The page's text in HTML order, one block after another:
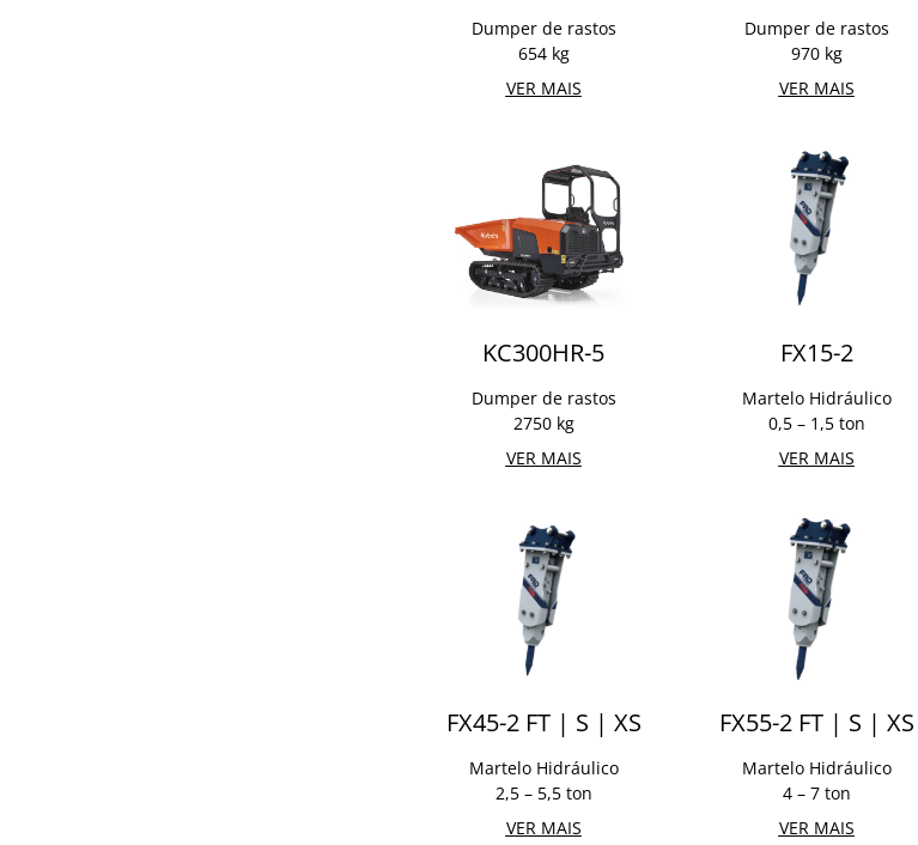
Dumper de rastos
654 kg
VER MAIS
Dumper de rastos
970 kg
VER MAIS
KC300HR-5
Dumper de rastos
2750 kg
VER MAIS
FX15-2
Martelo Hidráulico
0,5 – 1,5 ton
VER MAIS
FX45-2 FT | S | XS
Martelo Hidráulico
2,5 – 5,5 ton
VER MAIS
FX55-2 FT | S | XS
Martelo Hidráulico
4 – 7 ton
VER MAIS